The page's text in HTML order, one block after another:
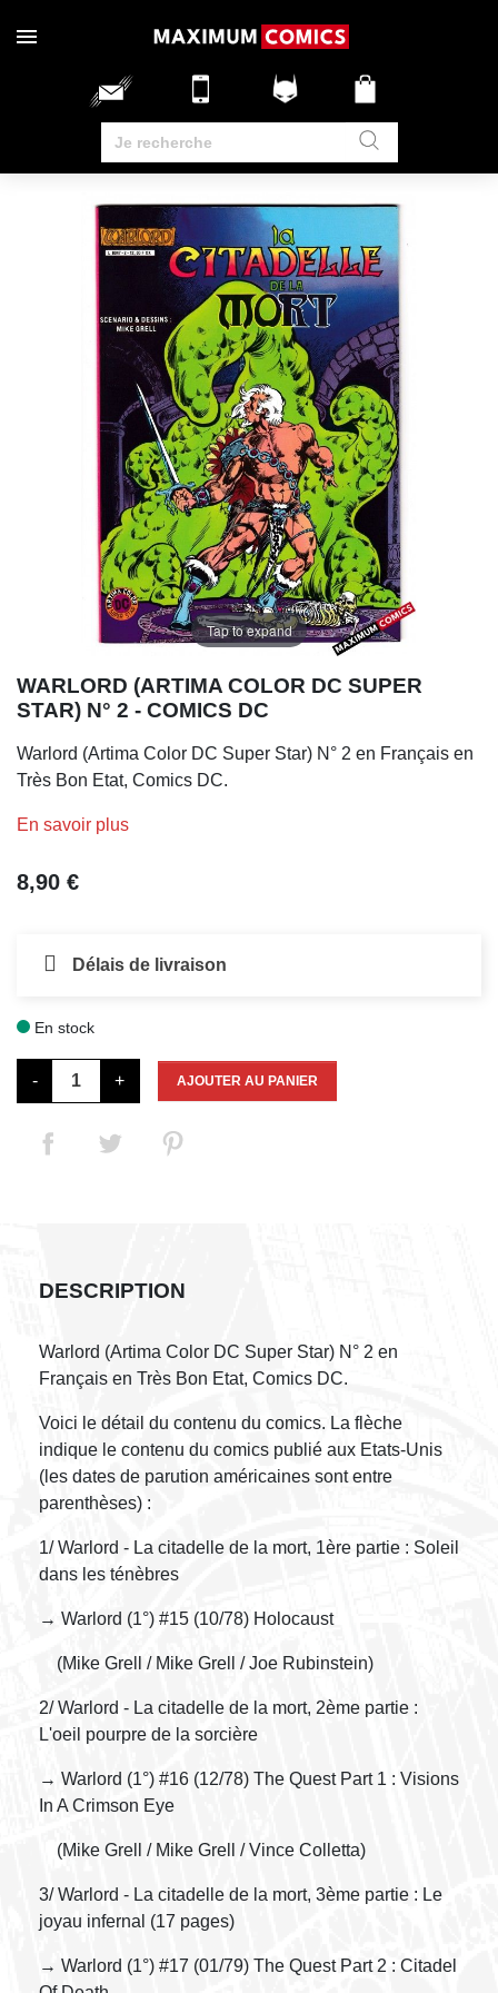
Tap to expand
WARLORD (ARTIMA COLOR DC SUPER
STAR) N° 2 - COMICS DC
Warlord (Artima Color DC Super Star) N° 2 en Français en
Très Bon Etat, Comics DC.
En savoir plus
8,90 €
Délais de livraison
En stock
- + AJOUTER AU PANIER
DESCRIPTION
Warlord (Artima Color DC Super Star) N° 2 en
Français en Très Bon Etat, Comics DC.
Voici le détail du contenu du comics. La flèche
indique le contenu du comics publié aux Etats-Unis
(les dates de parution américaines sont entre
parenthèses) :
1/ Warlord - La citadelle de la mort, 1ère partie : Soleil
dans les ténèbres
→ Warlord (1°) #15 (10/78) Holocaust
(Mike Grell / Mike Grell / Joe Rubinstein)
2/ Warlord - La citadelle de la mort, 2ème partie :
L'oeil pourpre de la sorcière
→ Warlord (1°) #16 (12/78) The Quest Part 1 : Visions
In A Crimson Eye
(Mike Grell / Mike Grell / Vince Colletta)
3/ Warlord - La citadelle de la mort, 3ème partie : Le
joyau infernal (17 pages)
→ Warlord (1°) #17 (01/79) The Quest Part 2 : Citadel